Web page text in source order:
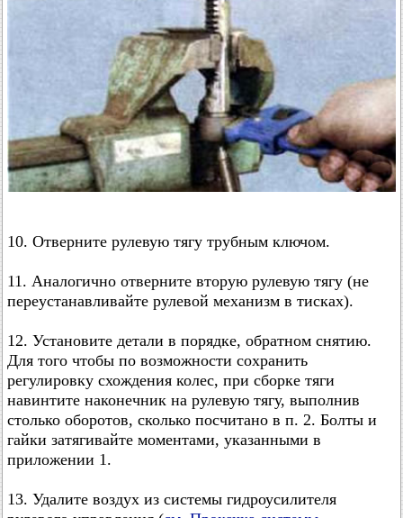
10. Отверните рулевую тягу трубным ключом.
11. Аналогично отверните вторую рулевую тягу (не
переустанавливайте рулевой механизм в тисках).
12. Установите детали в порядке, обратном снятию.
Для того чтобы по возможности сохранить
регулировку схождения колес, при сборке тяги
навинтите наконечник на рулевую тягу, выполнив
столько оборотов, сколько посчитано в п. 2. Болты и
гайки затягивайте моментами, указанными в
приложении 1.
13. Удалите воздух из системы гидроусилителя